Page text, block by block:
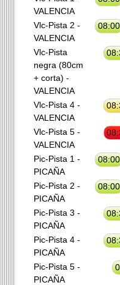
VALENCIA
Vlc-Pista 2 -
VALENCIA
08:00
Vlc-Pista
negra (80cm
+ corta) -
VALENCIA
Vlc-Pista 4 -
VALENCIA
Vlc-Pista 5 -
VALENCIA
Pic-Pista 1 -
PICAÑA
08:00
Pic-Pista 2 -
PICAÑA
08:00
Pic-Pista 3 -
PICAÑA
Pic-Pista 4 -
PICAÑA
Pic-Pista 5 -
PICAÑA